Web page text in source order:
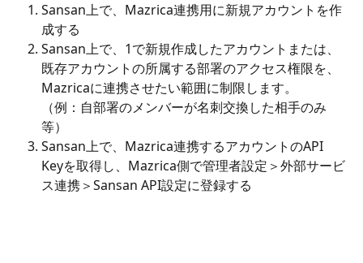
Sansan上で、Mazrica連携用に新規アカウントを作
成する
Sansan上で、1で新規作成したアカウントまたは、
既存アカウントの所属する部署のアクセス権限を、
Mazricaに連携させたい範囲に制限します。
（例：自部署のメンバーが名刺交換した相手のみ
等）
Sansan上で、Mazrica連携するアカウントのAPI
Keyを取得し、Mazrica側で管理者設定＞外部サービ
ス連携＞Sansan API設定に登録する